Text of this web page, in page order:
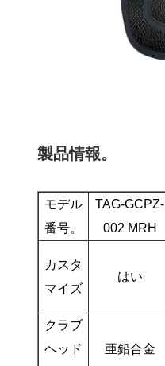
製品情報。
モデル
番号。
TAG-GCPZ-
002 MRH
カスタ
マイズ
はい
クラブ
ヘッド
亜鉛合金